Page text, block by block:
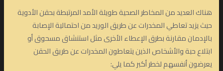
هناك العديد من المخاطر الصحية طويلة الأمد المرتبطة بحقن الأدوية
حيث يزيد تعاطي المخدرات عن طريق الوريد من احتمالية الإصابة
بالإدمان مقارنة بطرق الإعطاء الأخرى مثل استنشاق مسحوق أو
ابتلاع حبة والأشخاص الذين يتعاطون المخدرات عن طريق الحقن
يعرضون أنفسهم لخطر أكبر كما يلي: